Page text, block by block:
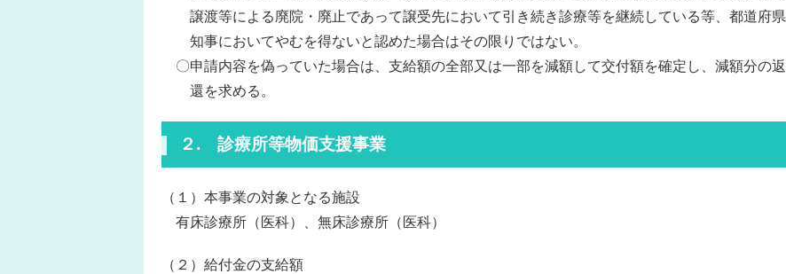
譲渡等による廃院・廃止であって譲受先において引き続き診療等を継続している等、都道府県
知事においてやむを得ないと認めた場合はその限りではない。
〇申請内容を偽っていた場合は、支給額の全部又は一部を減額して交付額を確定し、減額分の返
還を求める。
２. 診療所等物価支援事業
（１）本事業の対象となる施設
有床診療所（医科）、無床診療所（医科）
（２）給付金の支給額